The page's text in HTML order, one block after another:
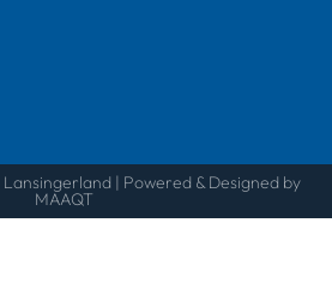
| Powered & Designed by
MAAQT